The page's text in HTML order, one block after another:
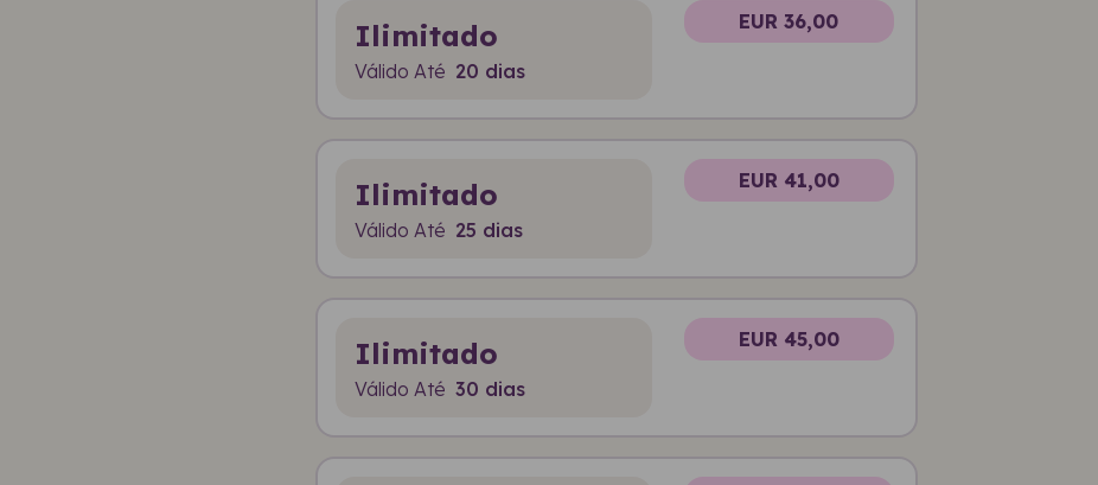
Ilimitado
Válido Até 20 dias
EUR 36,00
Ilimitado
Válido Até 25 dias
EUR 41,00
Ilimitado
Válido Até 30 dias
EUR 45,00